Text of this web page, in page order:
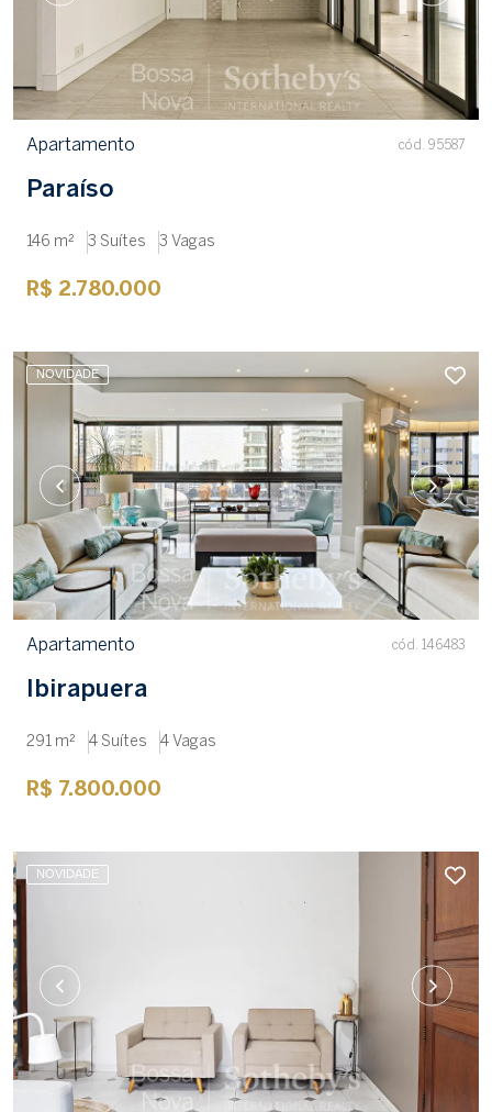
Apartamento cód. 95587
Paraíso
146 m² 3 Suítes 3 Vagas
R$ 2.780.000
NOVIDADE
Apartamento cód. 146483
Ibirapuera
291 m² 4 Suítes 4 Vagas
R$ 7.800.000
NOVIDADE